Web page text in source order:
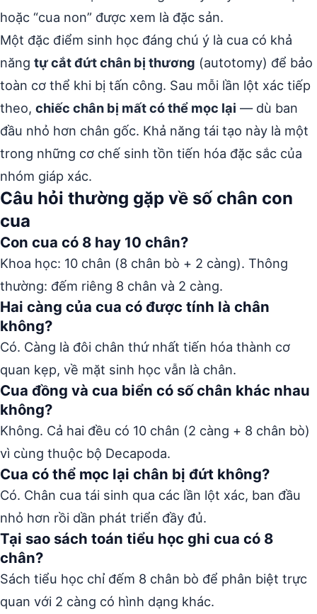
hoặc “cua non” được xem là đặc sản.
Một đặc điểm sinh học đáng chú ý là cua có khả
năng tự cắt đứt chân bị thương (autotomy) để bảo
toàn cơ thể khi bị tấn công. Sau mỗi lần lột xác tiếp
theo, chiếc chân bị mất có thể mọc lại — dù ban
đầu nhỏ hơn chân gốc. Khả năng tái tạo này là một
trong những cơ chế sinh tồn tiến hóa đặc sắc của
nhóm giáp xác.
Câu hỏi thường gặp về số chân con
cua
Con cua có 8 hay 10 chân?
Khoa học: 10 chân (8 chân bò + 2 càng). Thông
thường: đếm riêng 8 chân và 2 càng.
Hai càng của cua có được tính là chân
không?
Có. Càng là đôi chân thứ nhất tiến hóa thành cơ
quan kẹp, về mặt sinh học vẫn là chân.
Cua đồng và cua biển có số chân khác nhau
không?
Không. Cả hai đều có 10 chân (2 càng + 8 chân bò)
vì cùng thuộc bộ Decapoda.
Cua có thể mọc lại chân bị đứt không?
Có. Chân cua tái sinh qua các lần lột xác, ban đầu
nhỏ hơn rồi dần phát triển đầy đủ.
Tại sao sách toán tiểu học ghi cua có 8
chân?
Sách tiểu học chỉ đếm 8 chân bò để phân biệt trực
quan với 2 càng có hình dạng khác.